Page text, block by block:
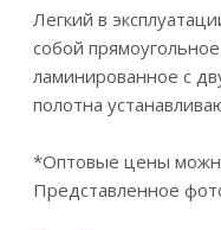
Легкий в
собой
ламинированное с
полотна
*Оптовые цены
Представленное